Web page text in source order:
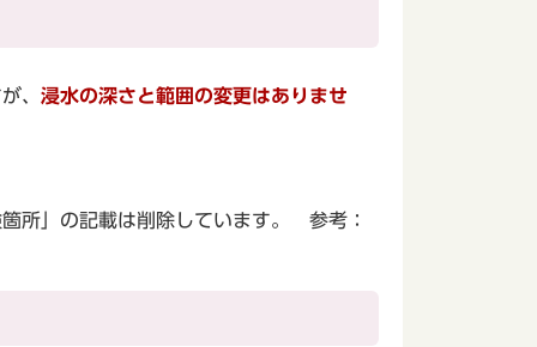
、 浸水の深さと範囲の変更はありませ
所」の記載は削除しています。 参考：